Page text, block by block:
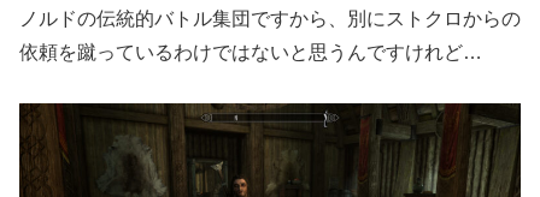
ノルドの伝統的バトル集団ですから、別にストクロからの
依頼を蹴っているわけではないと思うんですけれど…